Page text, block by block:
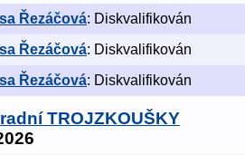
Řezáčová: Diskvalifikován
Řezáčová: Diskvalifikován
Řezáčová: Diskvalifikován
TROJZKOUŠKY